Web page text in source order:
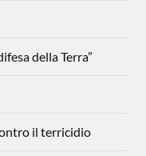
della Terra”
il terricidio